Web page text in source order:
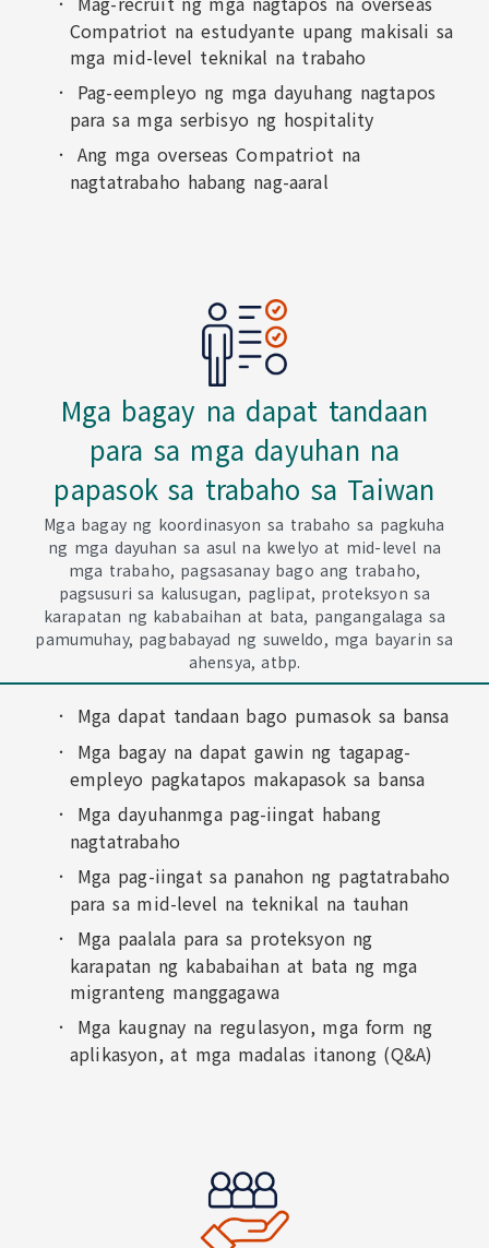
Compatriot na estudyante upang makisali sa
mga mid-level teknikal na trabaho
Pag-eempleyo ng mga dayuhang nagtapos
para sa mga serbisyo ng hospitality
Ang mga overseas Compatriot na
nagtatrabaho habang nag-aaral
Mga bagay na dapat tandaan
para sa mga dayuhan na
papasok sa trabaho sa Taiwan
Mga bagay ng koordinasyon sa trabaho sa pagkuha
ng mga dayuhan sa asul na kwelyo at mid-level na
mga trabaho, pagsasanay bago ang trabaho,
pagsusuri sa kalusugan, paglipat, proteksyon sa
karapatan ng kababaihan at bata, pangangalaga sa
pamumuhay, pagbabayad ng suweldo, mga bayarin sa
ahensya, atbp.
Mga dapat tandaan bago pumasok sa bansa
Mga bagay na dapat gawin ng tagapag-
empleyo pagkatapos makapasok sa bansa
Mga dayuhanmga pag-iingat habang
nagtatrabaho
Mga pag-iingat sa panahon ng pagtatrabaho
para sa mid-level na teknikal na tauhan
Mga paalala para sa proteksyon ng
karapatan ng kababaihan at bata ng mga
migranteng manggagawa
Mga kaugnay na regulasyon, mga form ng
aplikasyon, at mga madalas itanong (Q&A)